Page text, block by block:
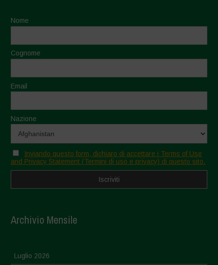
Nome
Cognome
Email
Nazione
Inviando questo form, dichiaro di accettare i Terms of Use
and Privacy Statement (Termini di uso e privacy) di questo sito.
Archivio Mensile
Luglio 2026